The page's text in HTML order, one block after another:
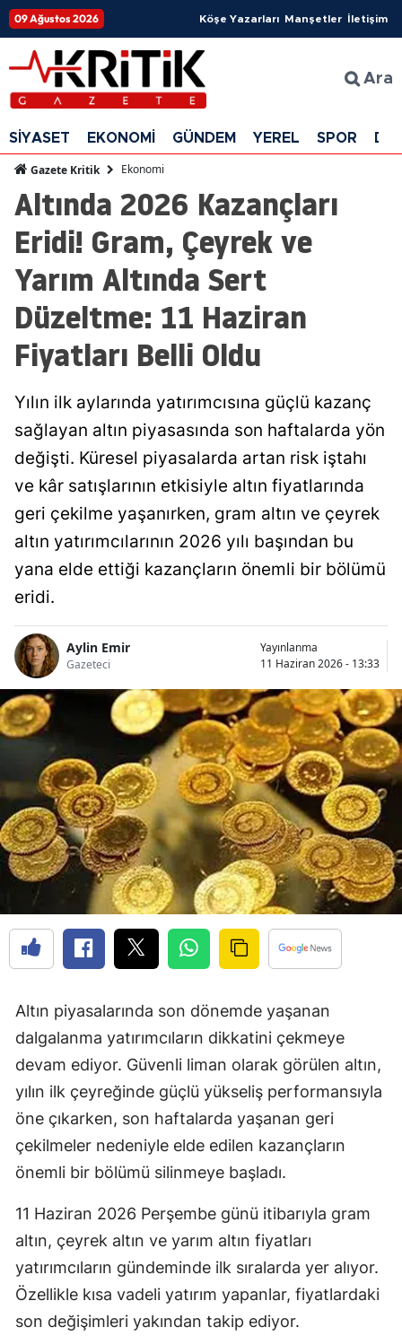
09 Ağustos 2026 Köşe Yazarları Manşetler İletişim
Ara
SİYASET EKONOMİ GÜNDEM YEREL SPOR
Gazete Kritik Ekonomi
Altında 2026 Kazançları
Eridi! Gram, Çeyrek ve
Yarım Altında Sert
Düzeltme: 11 Haziran
Fiyatları Belli Oldu
Yılın ilk aylarında yatırımcısına güçlü kazanç
sağlayan altın piyasasında son haftalarda yön
değişti. Küresel piyasalarda artan risk iştahı
ve kâr satışlarının etkisiyle altın fiyatlarında
geri çekilme yaşanırken, gram altın ve çeyrek
altın yatırımcılarının 2026 yılı başından bu
yana elde ettiği kazançların önemli bir bölümü
eridi.
Aylin Emir
Gazeteci
Yayınlanma
11 Haziran 2026 - 13:33
Altın piyasalarında son dönemde yaşanan
dalgalanma yatırımcıların dikkatini çekmeye
devam ediyor. Güvenli liman olarak görülen altın,
yılın ilk çeyreğinde güçlü yükseliş performansıyla
öne çıkarken, son haftalarda yaşanan geri
çekilmeler nedeniyle elde edilen kazançların
önemli bir bölümü silinmeye başladı.
11 Haziran 2026 Perşembe günü itibarıyla gram
altın, çeyrek altın ve yarım altın fiyatları
yatırımcıların gündeminde ilk sıralarda yer alıyor.
Özellikle kısa vadeli yatırım yapanlar, fiyatlardaki
son değişimleri yakından takip ediyor.